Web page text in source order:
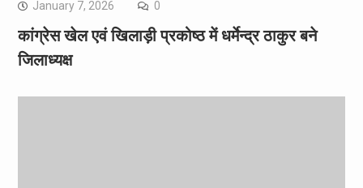
January 7, 2026 0
कांग्रेस खेल एवं खिलाड़ी प्रकोष्ठ में धर्मेन्द्र ठाकुर बने
जिलाध्यक्ष